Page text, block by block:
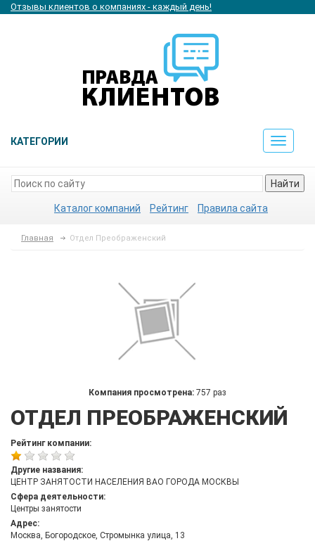
Отзывы клиентов о компаниях - каждый день!
КАТЕГОРИИ
Toggle
Найти
Каталог компаний Рейтинг Правила сайта
Главная Отдел Преображенский
Компания просмотрена: 757 раз
ОТДЕЛ ПРЕОБРАЖЕНСКИЙ
Рейтинг компании:
Другие названия:
ЦЕНТР ЗАНЯТОСТИ НАСЕЛЕНИЯ ВАО ГОРОДА МОСКВЫ
Сфера деятельности:
Центры занятости
Адрес:
Москва, Богородское, Стромынка улица, 13